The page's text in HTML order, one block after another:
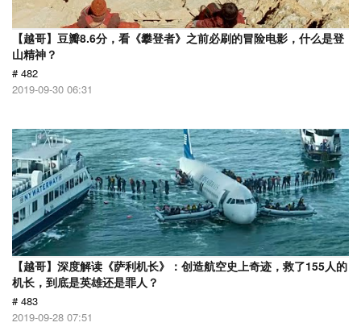
【越哥】豆瓣8.6分，看《攀登者》之前必刷的冒险电影，什么是登
山精神？
# 482
2019-09-30 06:31
【越哥】深度解读《萨利机长》：创造航空史上奇迹，救了155人的
机长，到底是英雄还是罪人？
# 483
2019-09-28 07:51